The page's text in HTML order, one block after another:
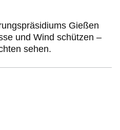
Gießen
und Wind schützen –
sehen.